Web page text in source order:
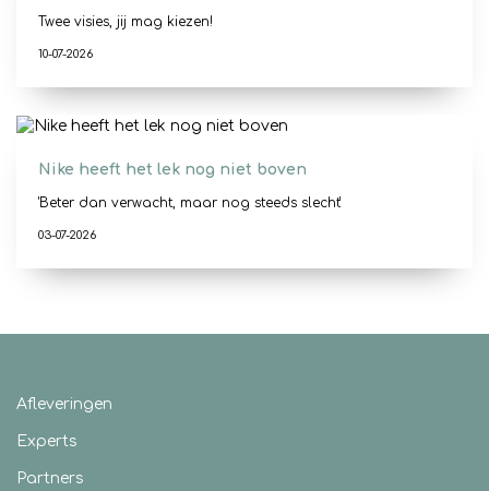
Twee visies, jij mag kiezen!
10-07-2026
Nike heeft het lek nog niet boven
'Beter dan verwacht, maar nog steeds slecht'
03-07-2026
Afleveringen
Experts
Partners